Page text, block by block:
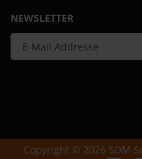
NEWSLETTER
Copyright © 2026 SOM